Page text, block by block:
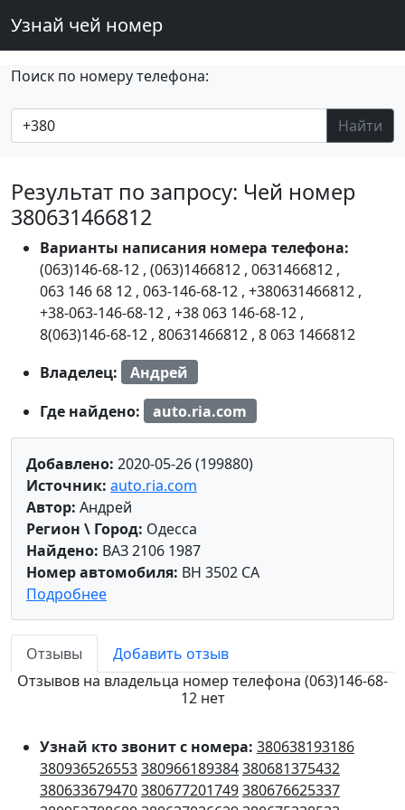
Узнай чей номер
Поиск по номеру телефона:
Найти
Результат по запросу: Чей номер
380631466812
Варианты написания номера телефона:
(063)146-68-12 , (063)1466812 , 0631466812 ,
063 146 68 12 , 063-146-68-12 , +380631466812 ,
+38-063-146-68-12 , +38 063 146-68-12 ,
8(063)146-68-12 , 80631466812 , 8 063 1466812
Владелец:
Андрей
Где найдено:
auto.ria.com
Добавлено: 2020-05-26 (199880)
Источник: auto.ria.com
Автор: Андрей
Регион \ Город: Одесса
Найдено: ВАЗ 2106 1987
Номер автомобиля: BH 3502 CA
Подробнее
Отзывы
Добавить отзыв
Отзывов на владельца номер телефона (063)146-68-
12 нет
Узнай кто звонит с номера: 380638193186
380936526553380966189384380681375432
380633679470380677201749380676625337